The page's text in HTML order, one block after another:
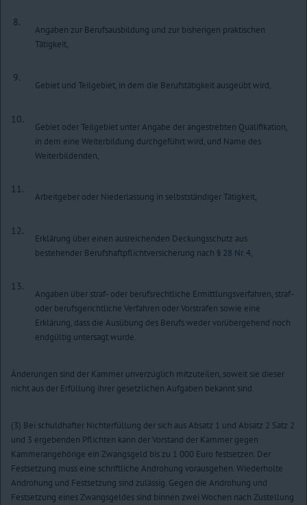
8.
Angaben zur Berufsausbildung und zur bisherigen praktischen
Tätigkeit,
9.
Gebiet und Teilgebiet, in dem die Berufstätigkeit ausgeübt wird,
10.
Gebiet oder Teilgebiet unter Angabe der angestrebten Qualifikation,
in dem eine Weiterbildung durchgeführt wird, und Name des
Weiterbildenden,
11.
Arbeitgeber oder Niederlassung in selbstständiger Tätigkeit,
12.
Erklärung über einen ausreichenden Deckungsschutz aus
bestehender Berufshaftpflichtversicherung nach § 28 Nr. 4,
13.
Angaben über straf- oder berufsrechtliche Ermittlungsverfahren, straf-
oder berufsgerichtliche Verfahren oder Vorstrafen sowie eine
Erklärung, dass die Ausübung des Berufs weder vorübergehend noch
endgültig untersagt wurde.
Änderungen sind der Kammer unverzüglich mitzuteilen, soweit sie dieser
nicht aus der Erfüllung ihrer gesetzlichen Aufgaben bekannt sind.
(3) Bei schuldhafter Nichterfüllung der sich aus Absatz 1 und Absatz 2 Satz 2
und 3 ergebenden Pflichten kann der Vorstand der Kammer gegen
Kammerangehörige ein Zwangsgeld bis zu 1 000 Euro festsetzen. Der
Festsetzung muss eine schriftliche Androhung vorausgehen. Wiederholte
Androhung und Festsetzung sind zulässig. Gegen die Androhung und
Festsetzung eines Zwangsgeldes sind binnen zwei Wochen nach Zustellung